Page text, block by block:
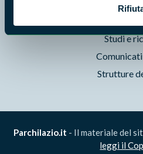
Studi e
Strutture
Parchilazio.it - Il materiale del
leggi il